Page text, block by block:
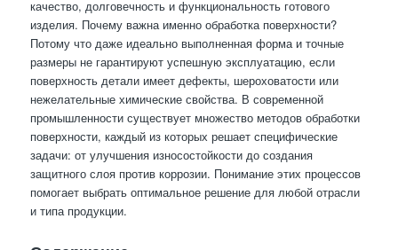
качество, долговечность и функциональность готового
изделия. Почему важна именно обработка поверхности?
Потому что даже идеально выполненная форма и точные
размеры не гарантируют успешную эксплуатацию, если
поверхность детали имеет дефекты, шероховатости или
нежелательные химические свойства. В современной
промышленности существует множество методов обработки
поверхности, каждый из которых решает специфические
задачи: от улучшения износостойкости до создания
защитного слоя против коррозии. Понимание этих процессов
помогает выбрать оптимальное решение для любой отрасли
и типа продукции.